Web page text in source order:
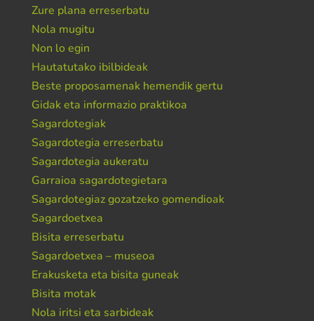
Zure plana erreserbatu
Nola mugitu
Non lo egin
Hautatutako ibilbideak
Beste proposamenak hemendik gertu
Gidak eta informazio praktikoa
Sagardotegiak
Sagardotegia erreserbatu
Sagardotegia aukeratu
Garraioa sagardotegietara
Sagardotegiaz gozatzeko gomendioak
Sagardoetxea
Bisita erreserbatu
Sagardoetxea – museoa
Erakusketa eta bisita guneak
Bisita motak
Nola iritsi eta sarbideak